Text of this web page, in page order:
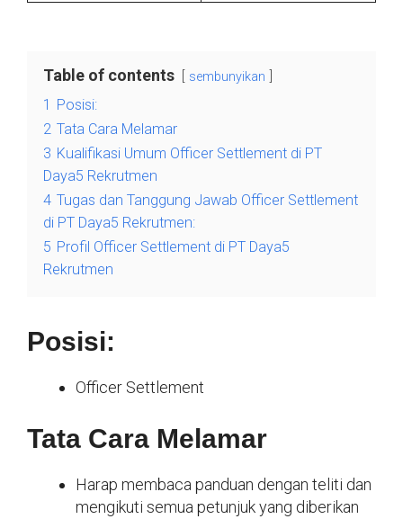
Table of contents sembunyikan
1
Posisi:
2 Tata Cara Melamar
3 Kualifikasi Umum Officer Settlement di PT
Daya5 Rekrutmen
4 Tugas dan Tanggung Jawab Officer Settlement
di PT Daya5 Rekrutmen:
5 Profil Officer Settlement di PT Daya5
Rekrutmen
Posisi:
Officer Settlement
Tata Cara Melamar
Harap membaca panduan dengan teliti dan
mengikuti semua petunjuk yang diberikan